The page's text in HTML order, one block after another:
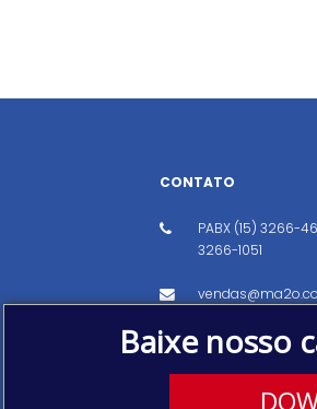
Baixe nosso
CONTATO
PABX (15) 3266-
3266-1051
Avenida dos
Industrial, Iperó/